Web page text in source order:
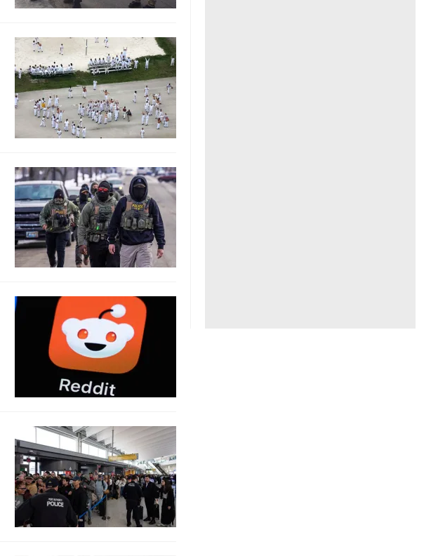
EMagazine
Photo
Infographic
Góc ảnh
Công nghệ
Hitech Công nghệ tương lai
Sản phẩm
Thị trường
Tư vấn